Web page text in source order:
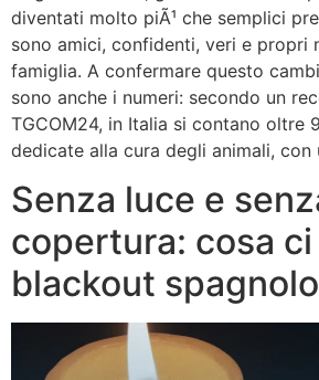
diventati molto piÃ¹ che semplici
sono amici, confidenti, veri e propri
famiglia. A confermare questo
sono anche i numeri: secondo un
TGCOM24, in Italia si contano oltre
dedicate alla cura degli animali,
Senza luce e
copertura: cosa
blackout spagnolo